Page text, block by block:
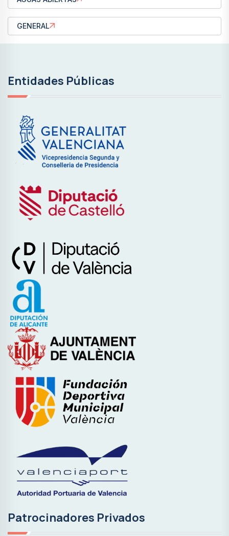
GENERAL
Entidades Públicas
Patrocinadores Privados